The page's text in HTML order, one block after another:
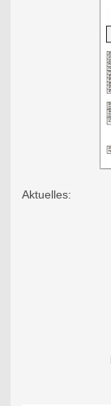
Aktuelles: